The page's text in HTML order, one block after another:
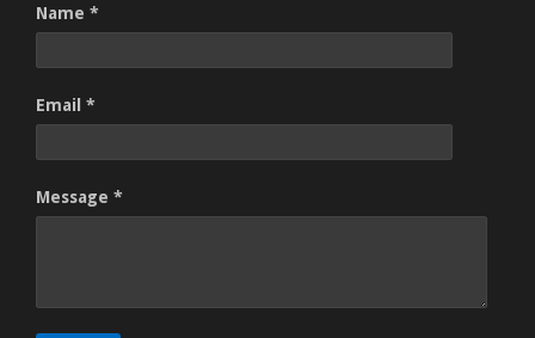
Name *
Email *
Message *